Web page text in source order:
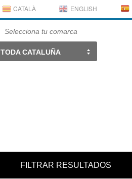
CATALÀ ENGLISH
Selecciona tu comarca
TODA CATALUÑA
FILTRAR RESULTADOS